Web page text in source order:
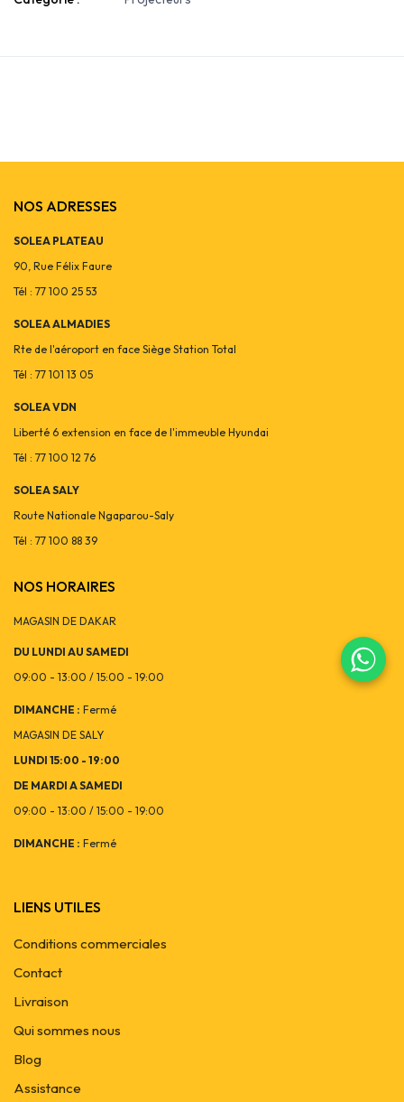
NOS ADRESSES
SOLEA PLATEAU
90, Rue Félix Faure
Tél : 77 100 25 53
SOLEA ALMADIES
Rte de l'aéroport en face Siège Station Total
Tél : 77 101 13 05
SOLEA VDN
Liberté 6 extension en face de l'immeuble Hyundai
Tél : 77 100 12 76
SOLEA SALY
Route Nationale Ngaparou-Saly
Tél : 77 100 88 39
NOS HORAIRES
MAGASIN DE DAKAR
DU LUNDI AU SAMEDI
09:00 - 13:00 / 15:00 - 19:00
DIMANCHE : Fermé
MAGASIN DE SALY
LUNDI 15:00 - 19:00
DE MARDI A SAMEDI
09:00 - 13:00 / 15:00 - 19:00
DIMANCHE : Fermé
LIENS UTILES
Conditions commerciales
Contact
Livraison
Qui sommes nous
Blog
Assistance